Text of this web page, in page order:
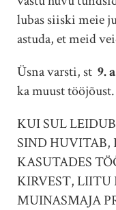
lubas siiski meie
astuda, et meid
Üsna varsti, st 9.
ka muust
KUI SUL
SIND HUVITAB,
KASUTADES
KIRVEST, LIITU
MUINASMAJA